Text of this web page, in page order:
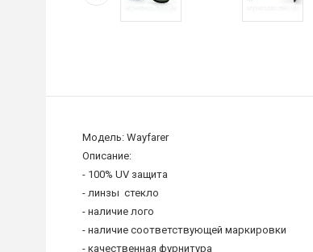
Модель: Wayfarer
Описание:
- 100% UV защита
- линзы стекло
- наличие лого
- наличие соответствующей маркировки
- качественная фурнитура